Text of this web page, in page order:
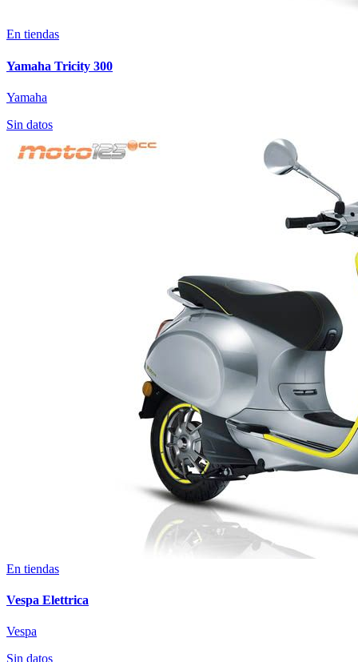
En tiendas
Yamaha Tricity 300
Yamaha
Sin datos
En tiendas
Vespa Elettrica
Vespa
Sin datos